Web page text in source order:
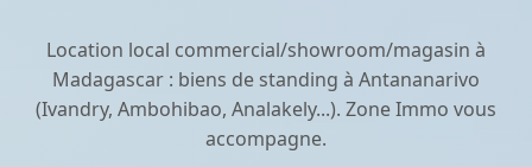
Location local commercial/showroom/magasin à
Madagascar : biens de standing à Antananarivo
(Ivandry, Ambohibao, Analakely...). Zone Immo vous
accompagne.